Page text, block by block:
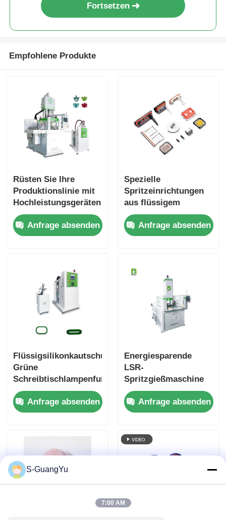
Fortsetzen
Empfohlene Produkte
Rüsten Sie Ihre
Produktionslinie mit
Hochleistungsgeräten
für Flüssigsilikon auf
Anfrage absenden
Spezielle
Spritzeinrichtungen
aus flüssigem
Silikonkautschuk für
komplexe Teile
Anfrage absenden
Flüssigsilikonkautschuk
Grüne
Schreibtischlampenfuß
Silikon-
Spritzgießmaschine
Anfrage absenden
Energiesparende
LSR-
Spritzgießmaschine
mit stabiler Leistung
und unabhängigem
Anfrage absenden
S-GuangYu
7:00 AM